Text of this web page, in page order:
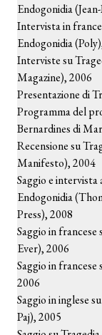
Endogonidia
Intervista in
Endogonidia
Interviste su
Magazine), 2006
Presentazione di
Programma del
Bernardines di
Recensione su
Manifesto), 2004
Saggio e
Endogonidia
Press), 2008
Saggio in
Ever), 2006
Saggio in
2006
Saggio in inglese
Paj), 2005